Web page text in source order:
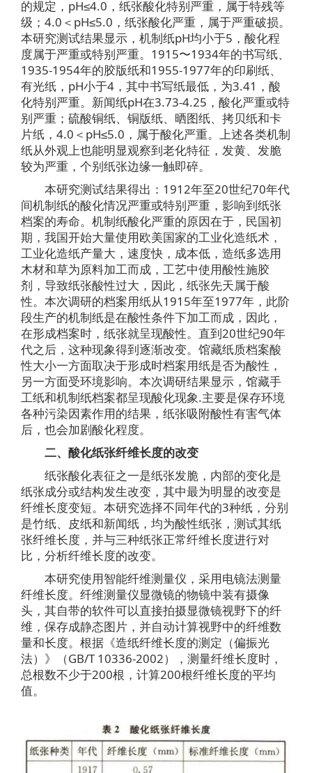
的规定，pH≤4.0，纸张酸化特别严重，属于特残等
级；4.0＜pH≤5.0，纸张酸化严重，属于严重破损。
本研究测试结果显示，机制纸pH均小于5，酸化程
度属于严重或特别严重。1915〜1934年的书写纸、
1935-1954年的胶版纸和1955-1977年的印刷纸、
有光纸，pH小于4，其中书写纸最低，为3.41，酸
化特别严重。新闻纸pH在3.73-4.25，酸化严重或特
别严重；硫酸铜纸、铜版纸、晒图纸、拷贝纸和卡
片纸，4.0＜pH≤5.0，属于酸化严重。上述各类机制
纸从外观上也能明显观察到老化特征，发黄、发脆
较为严重，个别纸张边缘一触即碎。
本研究测试结果得出：1912年至20世纪70年代
间机制纸的酸化情况严重或特别严重，影响到纸张
档案的寿命。机制纸酸化严重的原因在于，民国初
期，我国开始大量使用欧美国家的工业化造纸术，
工业化造纸产量大，速度快，成本低，造纸多选用
木材和草为原料加工而成，工艺中使用酸性施胶
剂，导致纸张酸性过大，因此，纸张先天属于酸
性。本次调研的档案用纸从1915年至1977年，此阶
段生产的机制纸是在酸性条件下加工而成，因此，
在形成档案时，纸张就呈现酸性。直到20世纪90年
代之后，这种现象得到逐渐改变。馆藏纸质档案酸
性大小一方面取决于形成时档案用纸是否为酸性，
另一方面受环境影响。本次调研结果显示，馆藏手
工纸和机制纸档案都呈现酸化现象.主要是保存环境
各种污染因素作用的结果，纸张吸附酸性有害气体
后，也会加剧酸化程度。
二、酸化纸张纤维长度的改变
纸张酸化表征之一是纸张发脆，内部的变化是
纸张成分或结构发生改变，其中最为明显的改变是
纤维长度变短。本研究选择不同年代的3种纸，分别
是竹纸、皮纸和新闻纸，均为酸性纸张，测试其纸
张纤维长度，并与三种纸张正常纤维长度进行对
比，分析纤维长度的改变。
本研究使用智能纤维测量仪，采用电镜法测量
纤维长度。纤维测量仪显微镜的物镜中装有摄像
头，其自带的软件可以直接拍摄显微镜视野下的纤
维，保存成静态图片，并自动计算视野中的纤维数
量和长度。根据《造纸纤维长度的测定（偏振光
法）》（GB/T 10336-2002），测量纤维长度时，
总根数不少于200根，计算200根纤维长度的平均
值。